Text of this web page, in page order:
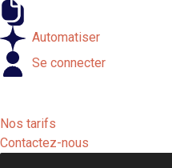
Automatiser
Se connecter
Nos tarifs
Contactez-nous